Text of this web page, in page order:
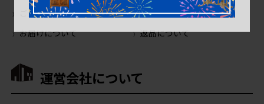
ご注文について
お支払いについて
お届けについて
返品について
運営会社について